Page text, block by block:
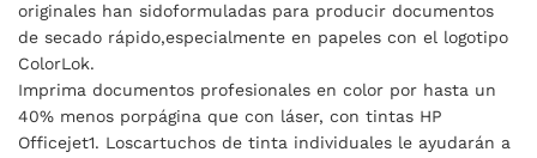
originales han sidoformuladas para producir documentos
de secado rápido,especialmente en papeles con el logotipo
ColorLok.
Imprima documentos profesionales en color por hasta un
40% menos porpágina que con láser, con tintas HP
Officejet1. Loscartuchos de tinta individuales le ayudarán a